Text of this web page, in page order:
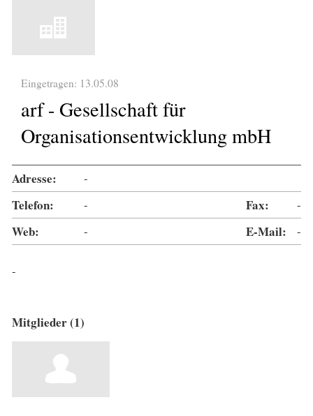
Eingetragen: 13.05.08
arf - Gesellschaft für
Organisationsentwicklung mbH
Adresse: -
Telefon: - Fax: -
Web: - E-Mail: -
-
Mitglieder (1)